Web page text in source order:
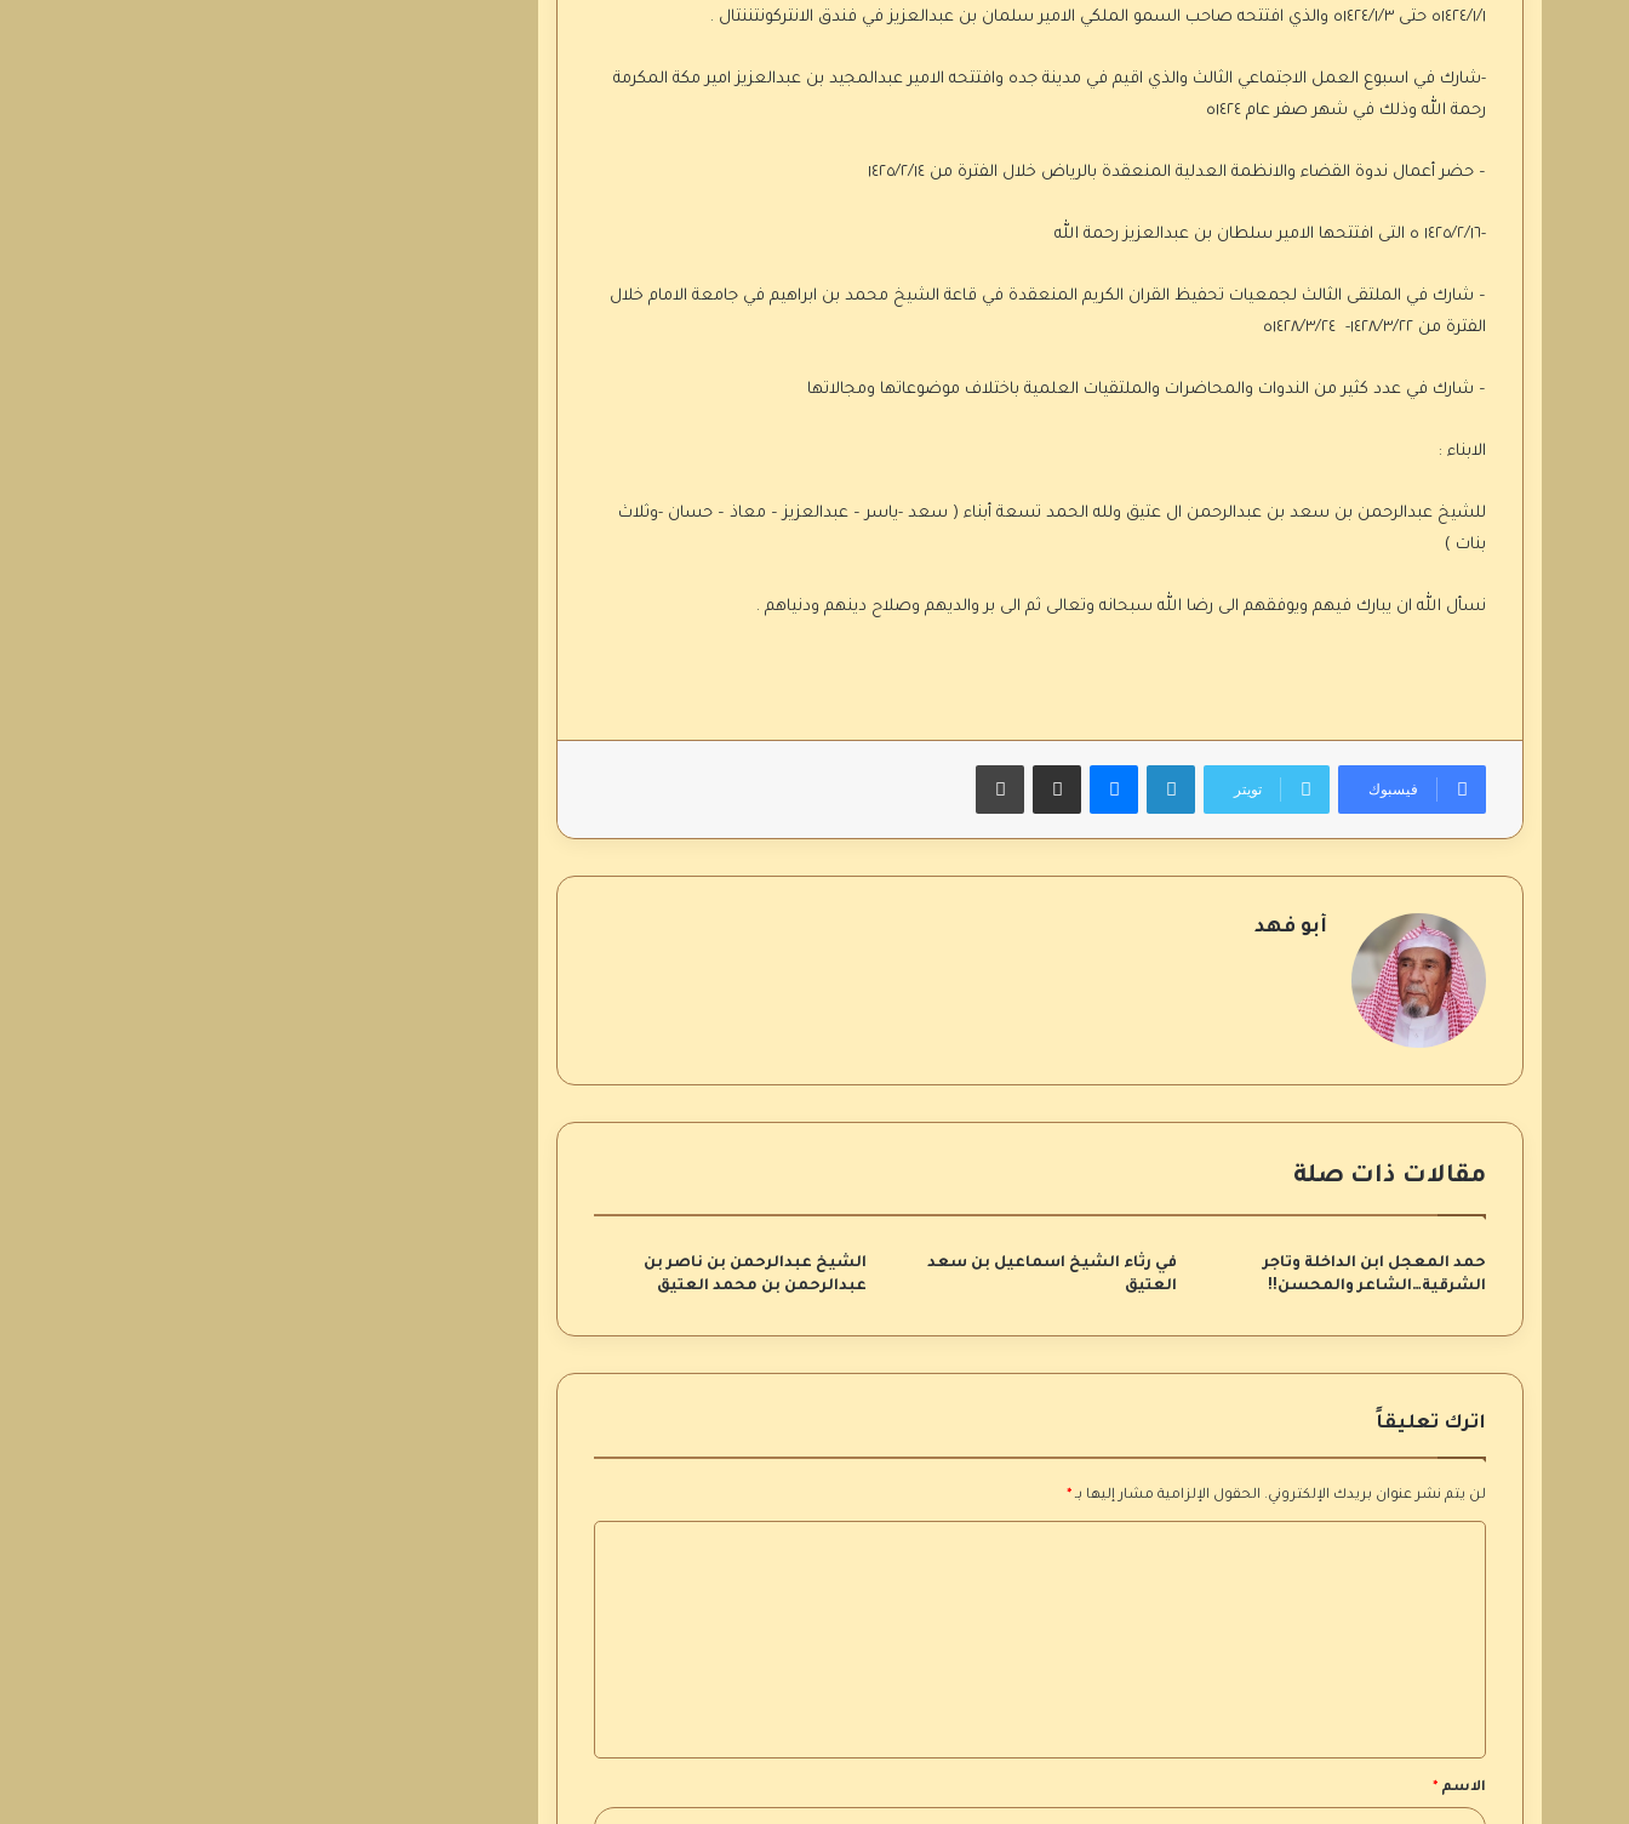
١٤٢٤/١/١ه حتى ١٤٢٤/١/٣ه والذي افتتحه صاحب السمو الملكي الامير سلمان بن عبدالعزيز في فندق الانتركونتننتال .
-شارك في اسبوع العمل الاجتماعي الثالث والذي اقيم في مدينة جده وافتتحه الامير عبدالمجيد بن عبدالعزيز امير مكة المكرمة
رحمة الله وذلك في شهر صفر عام ١٤٢٤ه
– حضر أعمال ندوة القضاء والانظمة العدلية المنعقدة بالرياض خلال الفترة من ١٤٢٥/٢/١٤
-١٤٢٥/٢/١٦ ه التى افتتحها الامير سلطان بن عبدالعزيز رحمة الله
– شارك في الملتقى الثالث لجمعيات تحفيظ القران الكريم المنعقدة في قاعة الشيخ محمد بن ابراهيم في جامعة الامام خلال
الفترة من ١٤٢٨/٣/٢٢- ١٤٢٨/٣/٢٤ه
– شارك في عدد كثير من الندوات والمحاضرات والملتقيات العلمية باختلاف موضوعاتها ومجالاتها
الابناء :
للشيخ عبدالرحمن بن سعد بن عبدالرحمن ال عتيق ولله الحمد تسعة أبناء ( سعد -ياسر – عبدالعزيز – معاذ – حسان -وثلاث
بنات )
نسأل الله ان يبارك فيهم ويوفقهم الى رضا الله سبحانه وتعالى ثم الى بر والديهم وصلاح دينهم ودنياهم .
فيسبوك تويتر
لينكدإن ماسنجر مشاركة عبر البريد طباعة
أبو فهد
مقالات ذات صلة
حمد المعجل ابن الداخلة وتاجر
الشرقية…الشاعر والمحسن!!
في رثاء الشيخ اسماعيل بن سعد
العتيق
الشيخ عبدالرحمن بن ناصر بن
عبدالرحمن بن محمد العتيق
اترك تعليقاً
لن يتم نشر عنوان بريدك الإلكتروني. الحقول الإلزامية مشار إليها بـ *
ق
*الاسم *